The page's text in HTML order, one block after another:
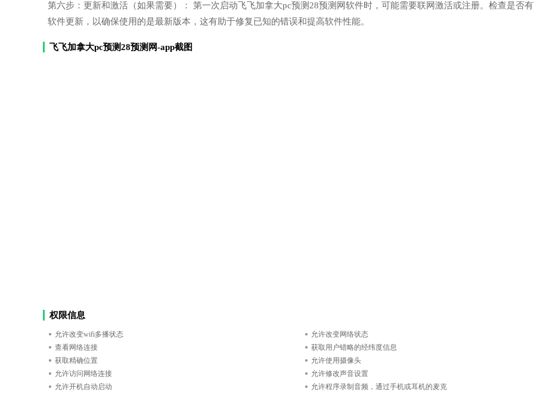
第六步：更新和激活（如果需要）： 第一次启动飞飞加拿大pc预测28预测网软件时，可能需要联网激活或注册。检查是否
软件更新，以确保使用的是最新版本，这有助于修复已知的错误和提高软件性能。
飞飞加拿大pc预测28预测网-app截图
权限信息
允许改变wifi多播状态
允许改变网络状态
查看网络连接
获取用户错略的经纬度信息
获取精确位置
允许使用摄像头
允许访问网络连接
允许修改声音设置
允许开机自动启动
允许程序录制音频，通过手机或耳机的麦克